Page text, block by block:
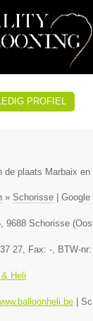
PROFIEL
de plaats Marbaix
» Schorisse Google
, 9688 Schorisse (
27, Fax: -, BTW-nr:
Heli